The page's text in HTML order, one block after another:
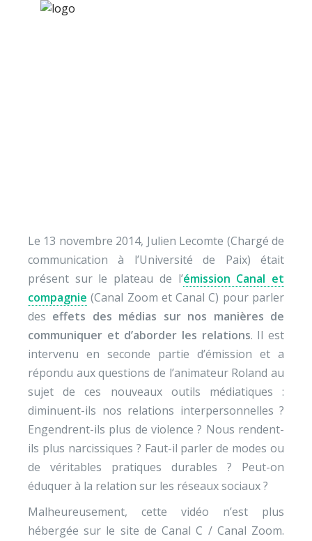
Le 13 novembre 2014, Julien Lecomte (Chargé de
communication à l’Université de Paix) était
présent sur le plateau de l’émission Canal et
compagnie (Canal Zoom et Canal C) pour parler
des effets des médias sur nos manières de
communiquer et d’aborder les relations. Il est
intervenu en seconde partie d’émission et a
répondu aux questions de l’animateur Roland au
sujet de ces nouveaux outils médiatiques :
diminuent-ils nos relations interpersonnelles ?
Engendrent-ils plus de violence ? Nous rendent-
ils plus narcissiques ? Faut-il parler de modes ou
de véritables pratiques durables ? Peut-on
éduquer à la relation sur les réseaux sociaux ?
Malheureusement, cette vidéo n’est plus
hébergée sur le site de Canal C / Canal Zoom.